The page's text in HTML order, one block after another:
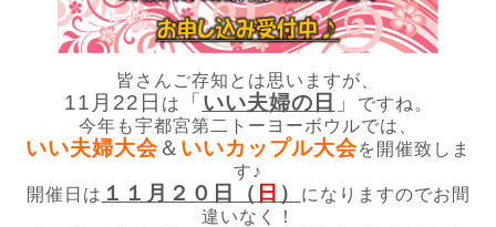
皆さんご存知とは思いますが、
11月22日 は 「 いい夫婦の日 」
ですね。
今年も宇都宮第二トーヨーボウルでは、
いい夫婦大会＆ いいカップル大会を開催致しま
す♪
開催日は １１月２０日（ 日 ）
になりますのでお間
違いなく！